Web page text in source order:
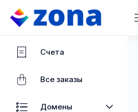
Счета
Все заказы
Домены